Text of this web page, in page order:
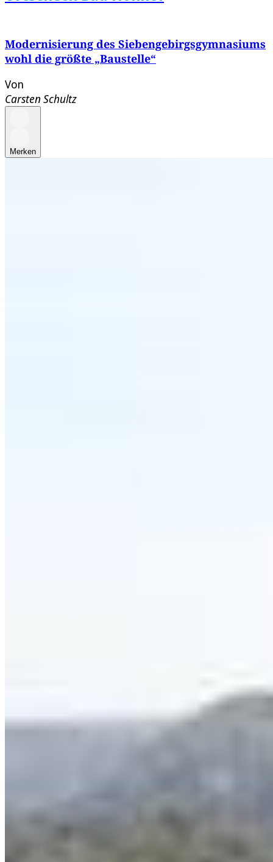
Modernisierung des Siebengebirgsgymnasiums
wohl die größte „Baustelle“
Von
Carsten Schultz
Merken